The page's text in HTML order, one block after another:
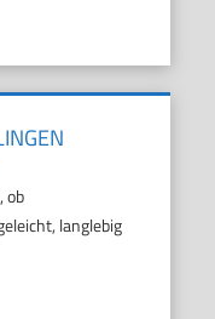
ob
langlebig